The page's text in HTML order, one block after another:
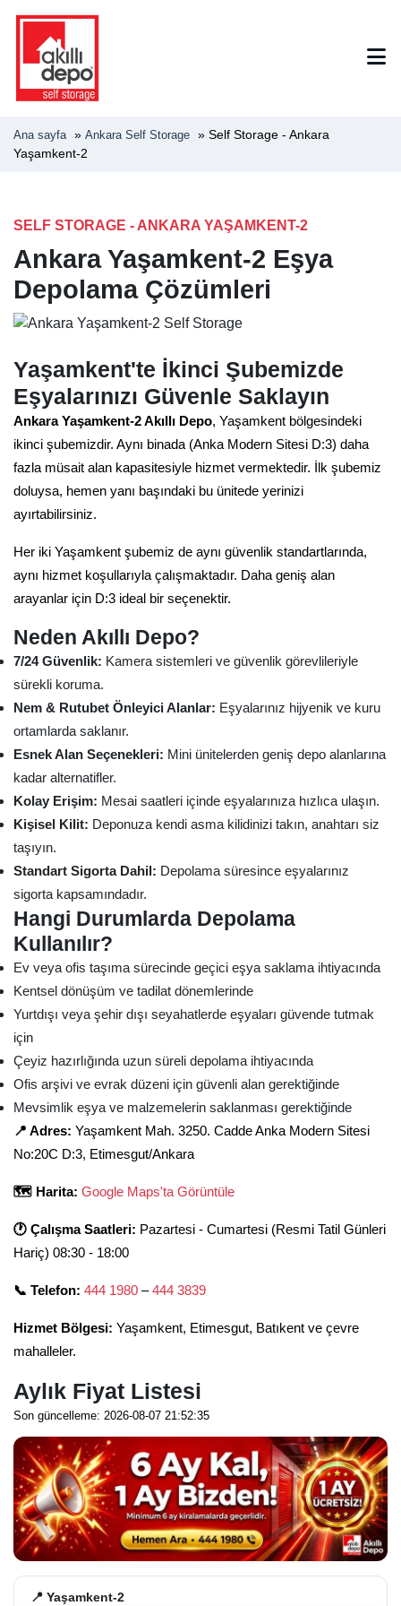
Ana sayfa » Ankara Self Storage » Self Storage - Ankara
Yaşamkent-2
SELF STORAGE - ANKARA YAŞAMKENT-2
Ankara Yaşamkent-2 Eşya
Depolama Çözümleri
Yaşamkent'te İkinci Şubemizde
Eşyalarınızı Güvenle Saklayın
Ankara Yaşamkent-2 Akıllı Depo, Yaşamkent bölgesindeki
ikinci şubemizdir. Aynı binada (Anka Modern Sitesi D:3) daha
fazla müsait alan kapasitesiyle hizmet vermektedir. İlk şubemiz
doluysa, hemen yanı başındaki bu ünitede yerinizi
ayırtabilirsiniz.
Her iki Yaşamkent şubemiz de aynı güvenlik standartlarında,
aynı hizmet koşullarıyla çalışmaktadır. Daha geniş alan
arayanlar için D:3 ideal bir seçenektir.
Neden Akıllı Depo?
7/24 Güvenlik: Kamera sistemleri ve güvenlik görevlileriyle
sürekli koruma.
Nem & Rutubet Önleyici Alanlar: Eşyalarınız hijyenik ve kuru
ortamlarda saklanır.
Esnek Alan Seçenekleri: Mini ünitelerden geniş depo alanlarına
kadar alternatifler.
Kolay Erişim: Mesai saatleri içinde eşyalarınıza hızlıca ulaşın.
Kişisel Kilit: Deponuza kendi asma kilidinizi takın, anahtarı siz
taşıyın.
Standart Sigorta Dahil: Depolama süresince eşyalarınız
sigorta kapsamındadır.
Hangi Durumlarda Depolama
Kullanılır?
Ev veya ofis taşıma sürecinde geçici eşya saklama ihtiyacında
Kentsel dönüşüm ve tadilat dönemlerinde
Yurtdışı veya şehir dışı seyahatlerde eşyaları güvende tutmak
için
Çeyiz hazırlığında uzun süreli depolama ihtiyacında
Ofis arşivi ve evrak düzeni için güvenli alan gerektiğinde
Mevsimlik eşya ve malzemelerin saklanması gerektiğinde
📍 Adres: Yaşamkent Mah. 3250. Cadde Anka Modern Sitesi
No:20C D:3, Etimesgut/Ankara
🗺️ Harita: Google Maps'ta Görüntüle
🕐 Çalışma Saatleri: Pazartesi - Cumartesi (Resmi Tatil Günleri
Hariç) 08:30 - 18:00
📞 Telefon: 444 1980 –444 3839
Hizmet Bölgesi: Yaşamkent, Etimesgut, Batıkent ve çevre
mahalleler.
Aylık Fiyat Listesi
Son güncelleme: 2026-08-07 21:52:35
📍 Yaşamkent-2